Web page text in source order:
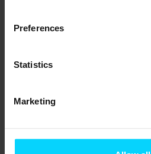
Preferences
Statistics
Marketing